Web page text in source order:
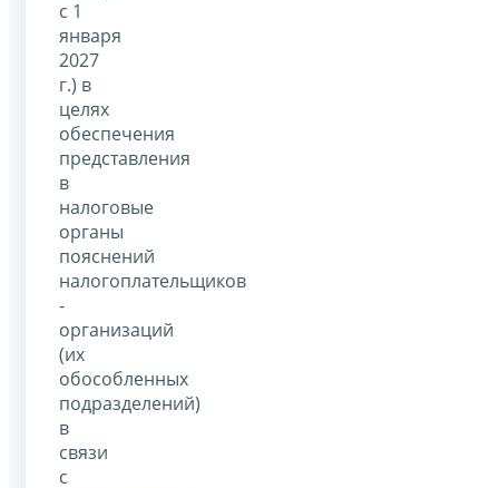
с 1
января
2027
г.) в
целях
обеспечения
представления
в
налоговые
органы
пояснений
налогоплательщиков
-
организаций
(их
обособленных
подразделений)
в
связи
с